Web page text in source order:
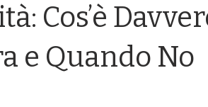
Cos’è
e Quando No